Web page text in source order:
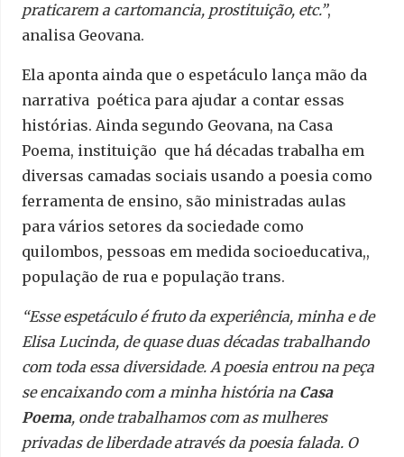
praticarem a cartomancia, prostituição, etc.”,
analisa Geovana.
Ela aponta ainda que o espetáculo lança mão da
narrativa poética para ajudar a contar essas
histórias. Ainda segundo Geovana, na Casa
Poema, instituição que há décadas trabalha em
diversas camadas sociais usando a poesia como
ferramenta de ensino, são ministradas aulas
para vários setores da sociedade como
quilombos, pessoas em medida socioeducativa,,
população de rua e população trans.
“Esse espetáculo é fruto da experiência, minha e de
Elisa Lucinda, de quase duas décadas trabalhando
com toda essa diversidade. A poesia entrou na peça
se encaixando com a minha história na Casa
Poema, onde trabalhamos com as mulheres
privadas de liberdade através da poesia falada. O